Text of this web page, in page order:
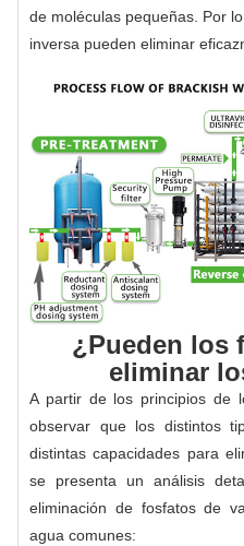
de moléculas pequeñas. Por
inversa pueden eliminar
¿Pueden los
eliminar
A partir de los principios de
observar que los distintos
distintas capacidades para
se presenta un análisis
eliminación de fosfatos de
agua comunes: